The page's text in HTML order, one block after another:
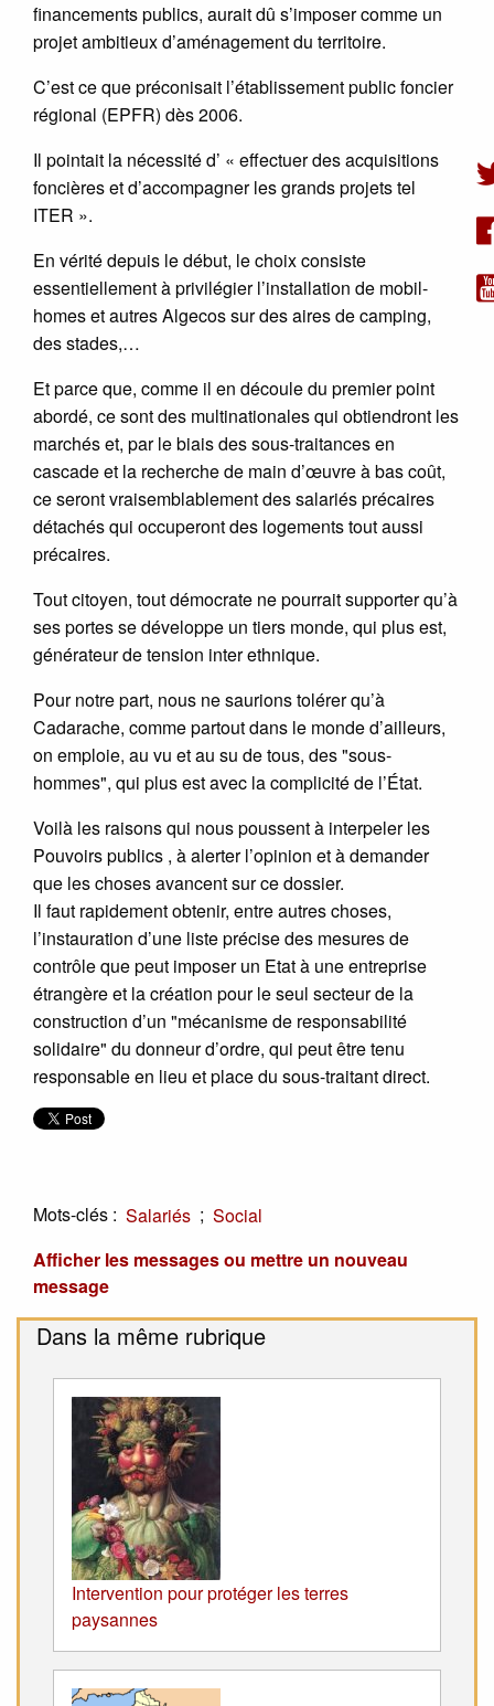
financements publics, aurait dû s’imposer comme un
projet ambitieux d’aménagement du territoire.
C’est ce que préconisait l’établissement public foncier
régional (EPFR) dès 2006.
Il pointait la nécessité d’ « effectuer des acquisitions
foncières et d’accompagner les grands projets tel
ITER ».
En vérité depuis le début, le choix consiste
essentiellement à privilégier l’installation de mobil-
homes et autres Algecos sur des aires de camping,
des stades,…
Et parce que, comme il en découle du premier point
abordé, ce sont des multinationales qui obtiendront les
marchés et, par le biais des sous-traitances en
cascade et la recherche de main d’œuvre à bas coût,
ce seront vraisemblablement des salariés précaires
détachés qui occuperont des logements tout aussi
précaires.
Tout citoyen, tout démocrate ne pourrait supporter qu’à
ses portes se développe un tiers monde, qui plus est,
générateur de tension inter ethnique.
Pour notre part, nous ne saurions tolérer qu’à
Cadarache, comme partout dans le monde d’ailleurs,
on emploie, au vu et au su de tous, des "sous-
hommes", qui plus est avec la complicité de l’État.
Voilà les raisons qui nous poussent à interpeler les
Pouvoirs publics , à alerter l’opinion et à demander
que les choses avancent sur ce dossier.
Il faut rapidement obtenir, entre autres choses,
l’instauration d’une liste précise des mesures de
contrôle que peut imposer un Etat à une entreprise
étrangère et la création pour le seul secteur de la
construction d’un "mécanisme de responsabilité
solidaire" du donneur d’ordre, qui peut être tenu
responsable en lieu et place du sous-traitant direct.
Mots-clés : Salariés ; Social
Afficher les messages ou mettre un nouveau
message
Dans la même rubrique
Intervention pour protéger les terres
paysannes